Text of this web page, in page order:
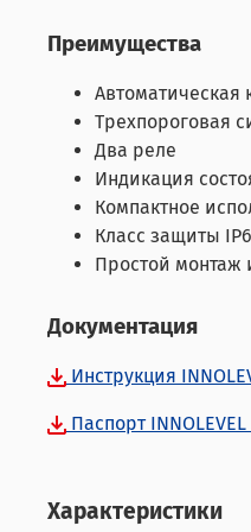
Преимущества
Автоматическая
Трехпороговая
Два реле
Индикация
Компактное
Класс защиты
Простой монтаж
Документация
Инструкция
Паспорт INNOLEVEL
Характеристики